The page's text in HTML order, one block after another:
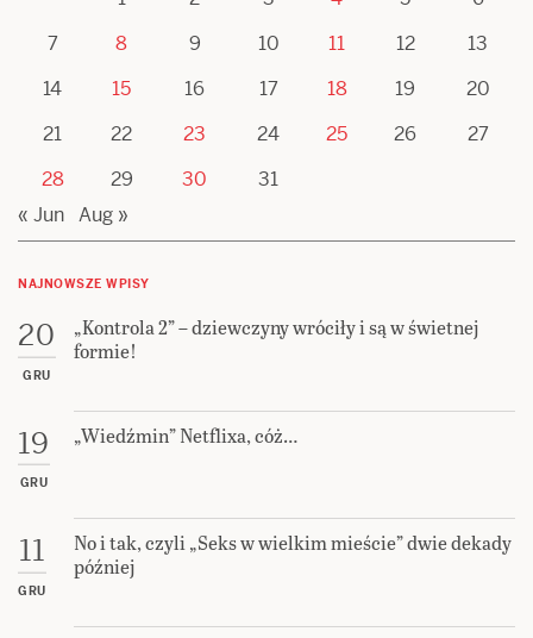
7
8 9 10 11 12
13
14
15 16 17 18 19
20
21
22 23 24 25 26
27
28
29 30
31
« Jun Aug »
NAJNOWSZE WPISY
20
GRU
„Kontrola 2” – dziewczyny wróciły i są w świetnej
formie!
19
GRU
„Wiedźmin” Netflixa, cóż…
11
GRU
No i tak, czyli „Seks w wielkim mieście” dwie dekady
później